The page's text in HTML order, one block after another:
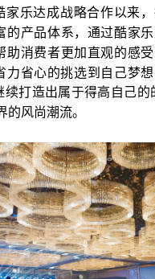
家乐达成战略合作以来，
的产品体系，通过酷家
助消费者更加直观的感
力省心的挑选到自己梦想
续打造出属于得高自己的
的风尚潮流。